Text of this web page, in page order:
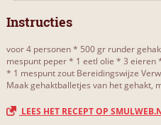
Instructies
voor 4 personen * 500 gr runder
mespunt peper * 1 eetl olie * 3
* 1 mespunt zout Bereidingswijze
Maak gehaktballetjes van het gehakt,
LEES HET RECEPT OP